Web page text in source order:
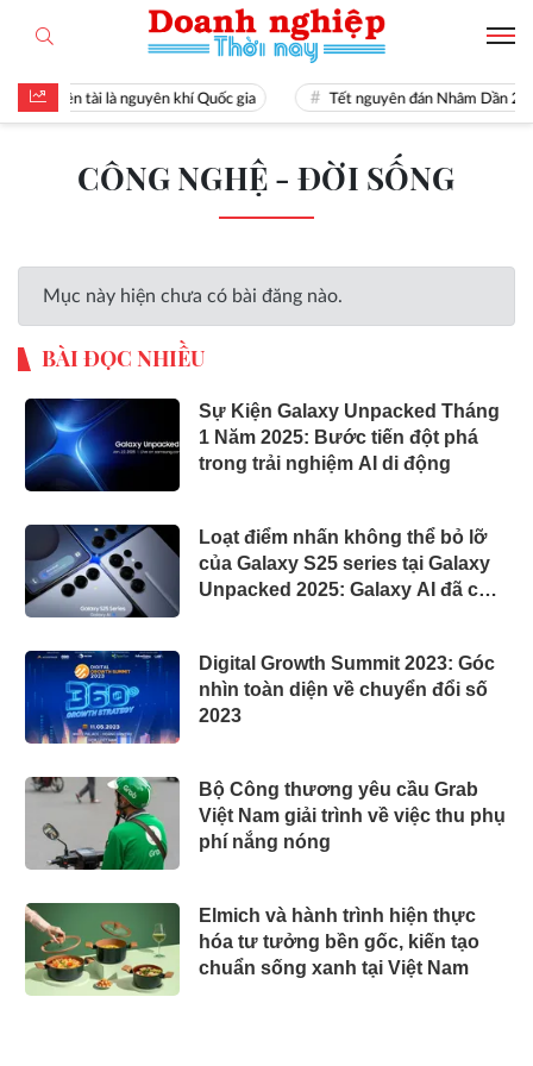
Hiền tài là nguyên khí Quốc gia Tết nguyên đán Nhâm Dần
CÔNG NGHỆ - ĐỜI SỐNG
Mục này hiện chưa có bài đăng nào.
BÀI ĐỌC NHIỀU
Sự Kiện Galaxy Unpacked Tháng
1 Năm 2025: Bước tiến đột phá
trong trải nghiệm AI di động
Loạt điểm nhấn không thể bỏ lỡ
của Galaxy S25 series tại Galaxy
Unpacked 2025: Galaxy AI đã có
Digital Growth Summit 2023: Góc
nhìn toàn diện về chuyển đổi số
2023
Bộ Công thương yêu cầu Grab
Việt Nam giải trình về việc thu phụ
phí nắng nóng
Elmich và hành trình hiện thực
hóa tư tưởng bền gốc, kiến tạo
chuẩn sống xanh tại Việt Nam